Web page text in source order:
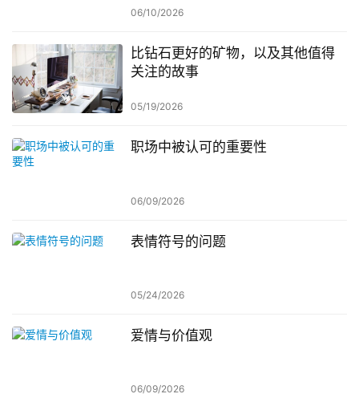
06/10/2026
比钻石更好的矿物，以及其他值得
关注的故事
05/19/2026
职场中被认可的重要性
06/09/2026
表情符号的问题
05/24/2026
爱情与价值观
06/09/2026